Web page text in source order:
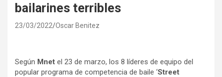
bailarines terribles
23/03/2022 Oscar Benitez
Según Mnet el 23 de marzo, los 8 líderes de equipo del
popular programa de competencia de baile ‘Street